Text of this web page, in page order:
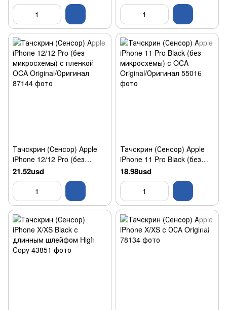
ОСА Original/Оригинал
Original
Тачскрин (Сенсор) Apple
iPhone 12/12 Pro (без
микросхемы) с пленкой
OCA Original/Оригинал
21.52usd
Тачскрин (Сенсор) Apple
iPhone 11 Pro Black (без
микросхемы) с OCA
Original/Оригинал
18.98usd